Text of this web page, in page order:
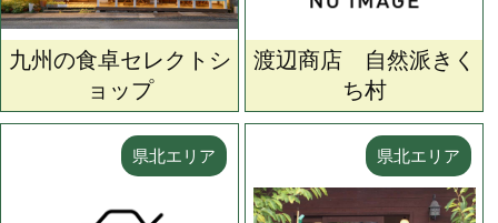
九州の食卓セレクトシ
ョップ
渡辺商店 自然派きく
ち村
県北エリア 県北エリア